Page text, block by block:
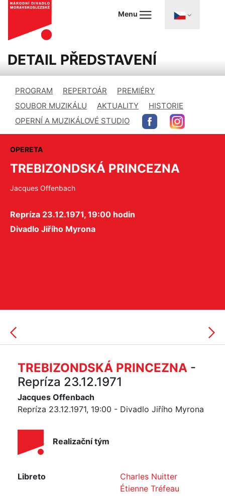
Menu
DETAIL PŘEDSTAVENÍ
PROGRAM REPERTOÁR
PREMIÉRY
SOUBOR MUZIKÁLU
AKTUALITY
HISTORIE
OPERNÍ A MUZIKÁLOVÉ STUDIO
OPERETA
TREBIZONDSKÁ PRINCEZNA
Jacques Offenbach
Repríza 23.12.1971, 19:00 hodin
Divadlo Jiřího Myrona
TREBIZONDSKÁ PRINCEZNA -
Repríza 23.12.1971
Jacques Offenbach
Repríza 23.12.1971, 19:00 - Divadlo Jiřího Myrona
Realizační tým
Libreto
Charles Nuitter
Étienne Tréfeau